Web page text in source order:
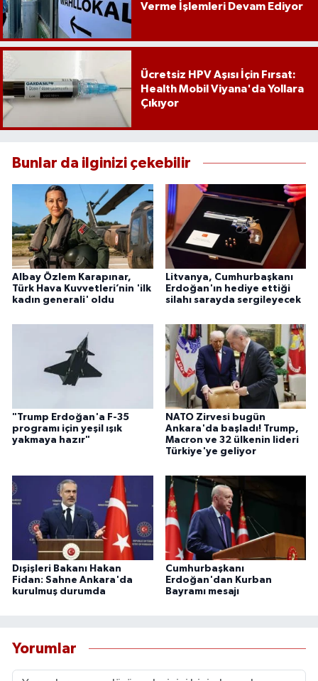
Verme İşlemleri Devam Ediyor
Ücretsiz HPV Aşısı İçin Fırsat:
Health Mobil Viyana'da Yollara
Çıkıyor
Bunlar da ilginizi çekebilir
Albay Özlem Karapınar,
Türk Hava Kuvvetleri’nin 'ilk
kadın generali' oldu
Litvanya, Cumhurbaşkanı
Erdoğan'ın hediye ettiği
silahı sarayda sergileyecek
"Trump Erdoğan'a F-35
programı için yeşil ışık
yakmaya hazır"
NATO Zirvesi bugün
Ankara'da başladı! Trump,
Macron ve 32 ülkenin lideri
Türkiye'ye geliyor
Dışişleri Bakanı Hakan
Fidan: Sahne Ankara'da
kurulmuş durumda
Cumhurbaşkanı
Erdoğan'dan Kurban
Bayramı mesajı
Yorumlar